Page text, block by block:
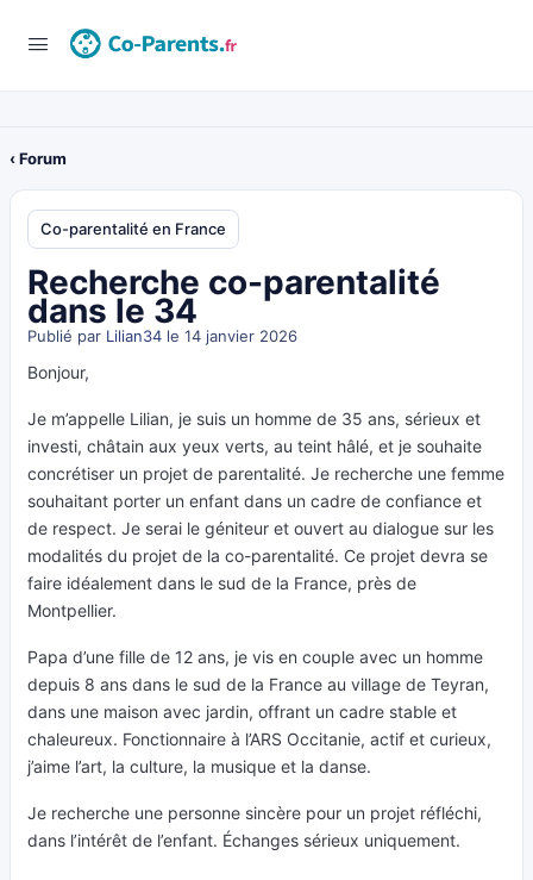
‹ Forum
Co-parentalité en France
Recherche co-parentalité
dans le 34
Publié par Lilian34 le 14 janvier 2026
Bonjour,
Je m’appelle Lilian, je suis un homme de 35 ans, sérieux et
investi, châtain aux yeux verts, au teint hâlé, et je souhaite
concrétiser un projet de parentalité. Je recherche une femme
souhaitant porter un enfant dans un cadre de confiance et
de respect. Je serai le géniteur et ouvert au dialogue sur les
modalités du projet de la co-parentalité. Ce projet devra se
faire idéalement dans le sud de la France, près de
Montpellier.
Papa d’une fille de 12 ans, je vis en couple avec un homme
depuis 8 ans dans le sud de la France au village de Teyran,
dans une maison avec jardin, offrant un cadre stable et
chaleureux. Fonctionnaire à l’ARS Occitanie, actif et curieux,
j’aime l’art, la culture, la musique et la danse.
Je recherche une personne sincère pour un projet réfléchi,
dans l’intérêt de l’enfant. Échanges sérieux uniquement.